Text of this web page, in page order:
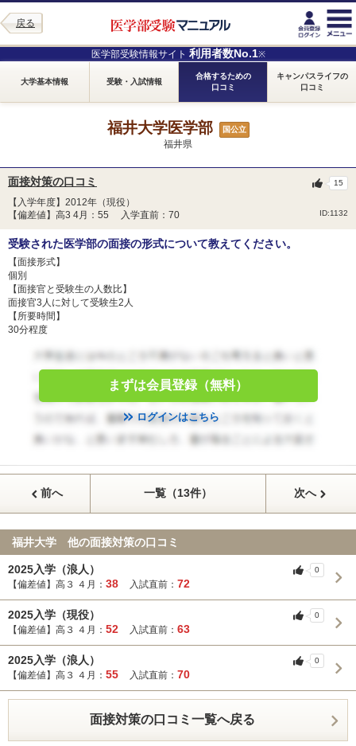
戻る
医学部受験情報サイト 利用者数No.1※
大学基本情報 受験・入試情報
合格するための
口コミ
キャンパスライフの
口コミ
福井大学医学部 国公立
福井県
面接対策の口コミ
【入学年度】2012年（現役）
【偏差値】高3 4月：55 入学直前：70
ID:1132
15
受験された医学部の面接の形式について教えてください。
【面接形式】
個別
【面接官と受験生の人数比】
面接官3人に対して受験生2人
【所要時間】
30分程度
まずは会員登録（無料）
ログインはこちら
前へ 一覧（13件） 次へ
福井大学 他の面接対策の口コミ
2025入学（浪人）
【偏差値】高３ ４月： 38 入試直前： 72
0
2025入学（現役）
【偏差値】高３ ４月： 52 入試直前： 63
0
2025入学（浪人）
【偏差値】高３ ４月： 55 入試直前： 70
0
面接対策の口コミ一覧へ戻る